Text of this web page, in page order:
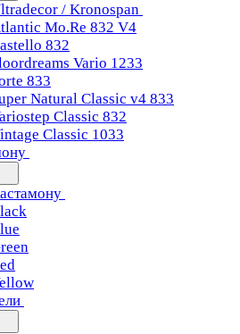
/ Kronospan
Mo.Re 832 V4
832
Vario 1233
833
Natural Classic v4 833
Classic 832
Classic 1033